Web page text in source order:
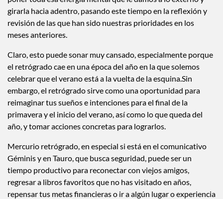
poner toda esa energía mental que le damos a lo externo y
girarla hacia adentro, pasando este tiempo en la reflexión y
revisión de las que han sido nuestras prioridades en los
Claro, esto puede sonar muy cansado, especialmente porque
el retrógrado cae en una época del año en la que solemos
celebrar que el verano está a la vuelta de la esquina.Sin
embargo, el retrógrado sirve como una oportunidad para
reimaginar tus sueños e intenciones para el final de la
primavera y el inicio del verano, así como lo que queda del
Mercurio retrógrado, en especial si está en el comunicativo
Géminis y en Tauro, que busca seguridad, puede ser un
tiempo productivo para reconectar con viejos amigos,
regresar a libros favoritos que no has visitado en años,